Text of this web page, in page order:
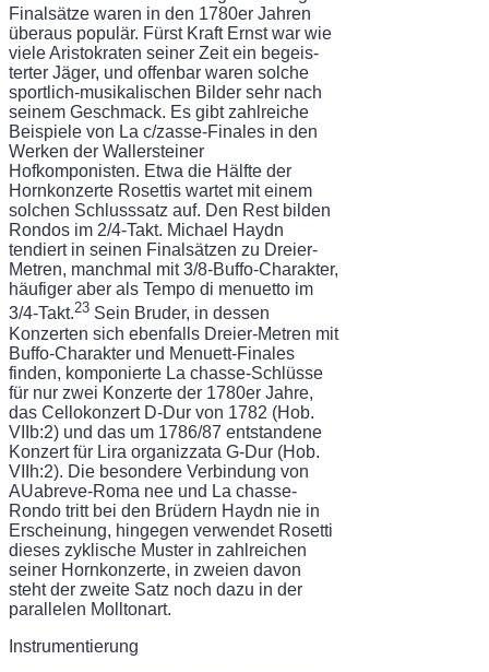
Finalsätze waren in den 1780er Jahren
überaus populär. Fürst Kraft Ernst war wie
viele Aristokraten seiner Zeit ein begeis­
terter Jäger, und offenbar waren solche
sportlich-musikalischen Bilder sehr nach
seinem Geschmack. Es gibt zahlreiche
Beispiele von La c/zasse-Finales in den
Werken der Waller­steiner
Hofkomponisten. Etwa die Hälfte der
Hornkonzerte Rosettis wartet mit einem
solchen Schlusssatz auf. Den Rest bilden
Rondos im 2/4-Takt. Michael Haydn
tendiert in seinen Finalsätzen zu Dreier-
Metren, manchmal mit 3/8-Buffo-Charakter,
häufiger aber als Tempo di menuetto im
3/4-Takt.23 Sein Bruder, in dessen
Konzerten sich ebenfalls Dreier-Metren mit
Buffo-Charakter und Menuett-Finales
finden, komponierte La chasse-Schlüsse
für nur zwei Konzerte der 1780er Jahre,
das Cellokonzert D-Dur von 1782 (Hob.
VIIb:2) und das um 1786/87 entstandene
Konzert für Lira organizzata G-Dur (Hob.
VIIh:2). Die besondere Verbindung von
AUabreve-Roma nee und La chasse-
Rondo tritt bei den Brüdern Haydn nie in
Erscheinung, hingegen verwendet Rosetti
dieses zyklische Muster in zahlreichen
seiner Hornkonzerte, in zweien davon
steht der zweite Satz noch dazu in der
parallelen Molltonart.
Instrumentierung